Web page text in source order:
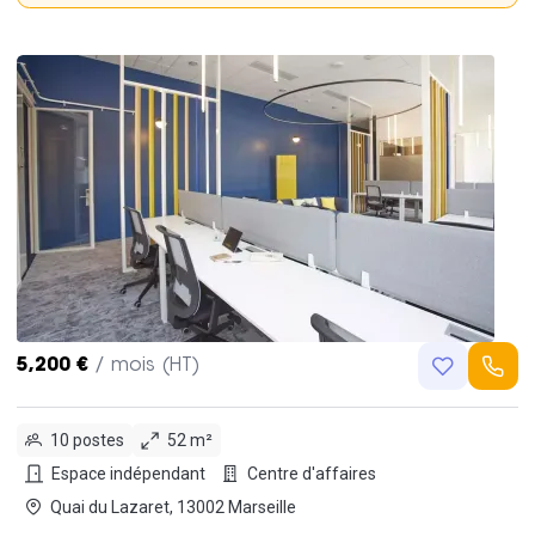
5,200 € / mois (HT)
10 postes
52 m²
Espace indépendant
Centre d'affaires
Quai du Lazaret, 13002 Marseille